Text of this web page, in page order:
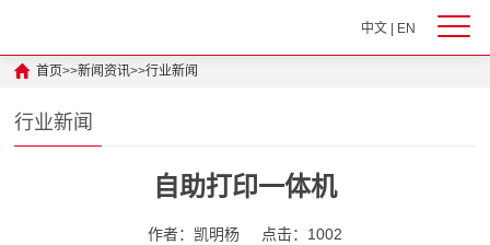
中文| EN
首页>>新闻资讯>>行业新闻
行业新闻
自助打印一体机
作者：凯明杨
点击：1002